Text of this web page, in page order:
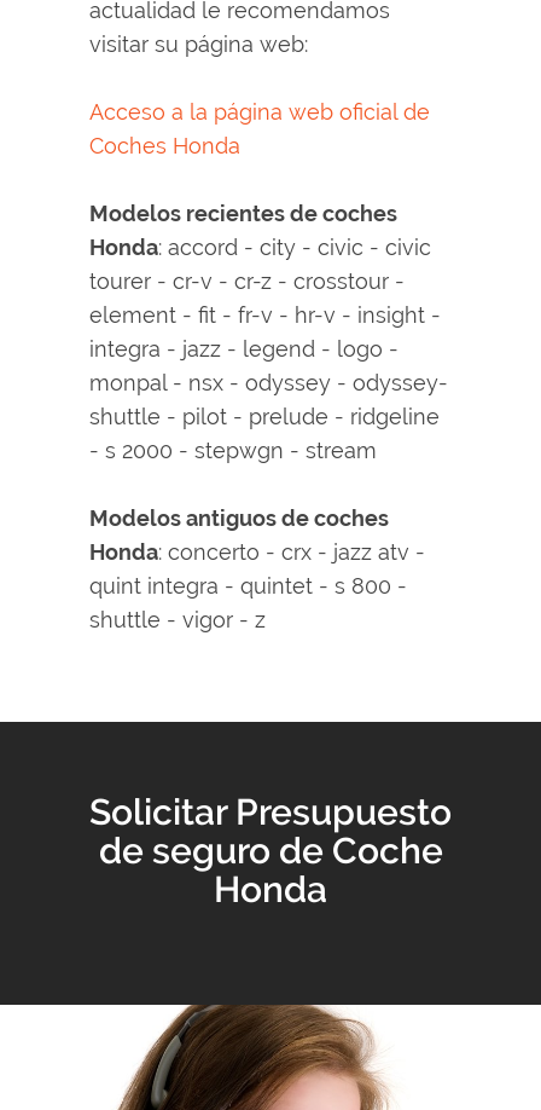
actualidad le recomendamos
visitar su página web:
Acceso a la página web oficial de
Coches Honda
Modelos recientes de coches
Honda: accord - city - civic - civic
tourer - cr-v - cr-z - crosstour -
element - fit - fr-v - hr-v - insight -
integra - jazz - legend - logo -
monpal - nsx - odyssey - odyssey-
shuttle - pilot - prelude - ridgeline
- s 2000 - stepwgn - stream
Modelos antiguos de coches
Honda: concerto - crx - jazz atv -
quint integra - quintet - s 800 -
shuttle - vigor - z
Solicitar Presupuesto
de seguro de Coche
Honda